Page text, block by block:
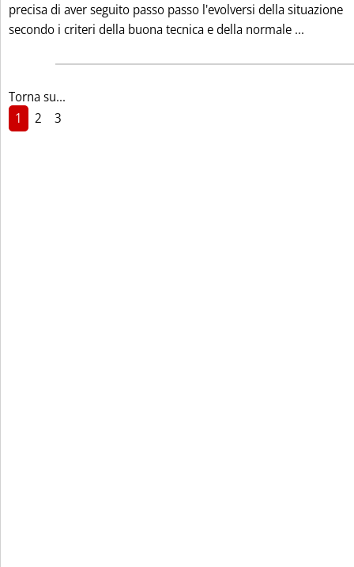
precisa di aver seguito passo passo l'evolversi della situazione
secondo i criteri della buona tecnica e della normale ...
Torna su...
1
2 3